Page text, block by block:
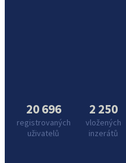
20 696
registrovaných
uživatelů
2 250
vložených
inzerátů